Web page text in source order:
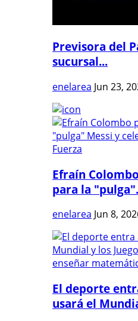
Previsora del
sucursal...
enelarea Jun 23,
Efraín
para la
enelarea Jun 8,
El deporte
usará el